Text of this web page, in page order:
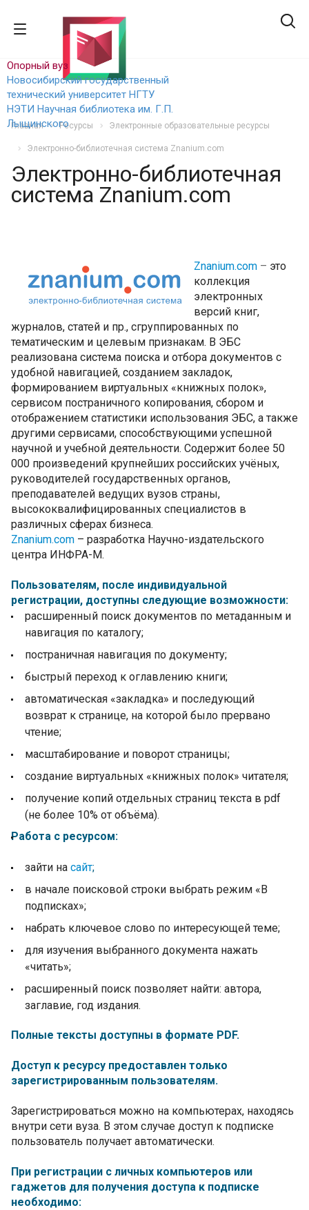
Опорный вуз
Новосибирский государственный
технический университет НГТУ
НЭТИ Научная библиотека им. Г.П.
Лыщинского
Главная Ресурсы Электронные образовательные ресурсы
Электронно-библиотечная система Znanium.com
Электронно-библиотечная
система Znanium.com
Znanium.com – это
коллекция
электронных
версий книг,
журналов, статей и пр., сгруппированных по
тематическим и целевым признакам. В ЭБС
реализована система поиска и отбора документов с
удобной навигацией, созданием закладок,
формированием виртуальных «книжных полок»,
сервисом постраничного копирования, сбором и
отображением статистики использования ЭБС, а также
другими сервисами, способствующими успешной
научной и учебной деятельности. Содержит более 50
000 произведений крупнейших российских учёных,
руководителей государственных органов,
преподавателей ведущих вузов страны,
высококвалифицированных специалистов в
различных сферах бизнеса.
Znanium.com – разработка Научно-издательского
центра ИНФРА-М.
Пользователям, после индивидуальной
регистрации, доступны следующие возможности:
расширенный поиск документов по метаданным и
навигация по каталогу;
постраничная навигация по документу;
быстрый переход к оглавлению книги;
автоматическая «закладка» и последующий
возврат к странице, на которой было прервано
чтение;
масштабирование и поворот страницы;
создание виртуальных «книжных полок» читателя;
получение копий отдельных страниц текста в pdf
(не более 10% от объёма).
Работа с ресурсом:
зайти на сайт;
в начале поисковой строки выбрать режим «В
подписках»;
набрать ключевое слово по интересующей теме;
для изучения выбранного документа нажать
«читать»;
расширенный поиск позволяет найти: автора,
заглавие, год издания.
Полные тексты доступны в формате PDF.
Доступ к ресурсу предоставлен только
зарегистрированным пользователям.
Зарегистрироваться можно на компьютерах, находясь
внутри сети вуза. В этом случае доступ к подписке
пользователь получает автоматически.
При регистрации с личных компьютеров или
гаджетов для получения доступа к подписке
необходимо: